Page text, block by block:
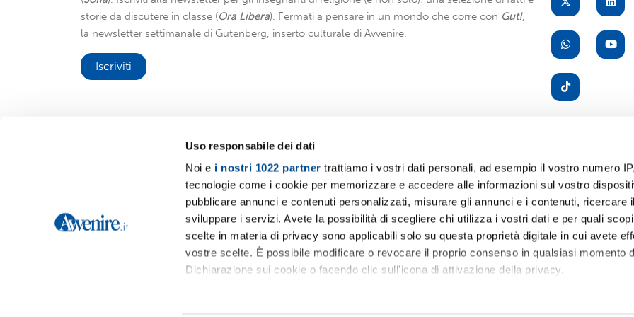
Uso responsabile dei dati
Noi e i nostri 1022 partner trattiamo i vostri dati personali, ad esempio il vostro numero
tecnologie come i cookie per memorizzare e accedere alle informazioni sul vostro
pubblicare annunci e contenuti personalizzati, misurare gli annunci e i contenuti, ricercare
sviluppare i servizi. Avete la possibilità di scegliere chi utilizza i vostri dati e per quali
scelte in materia di privacy sono applicabili solo su questa proprietà digitale in cui avete
vostre scelte. È possibile modificare o revocare il proprio consenso in qualsiasi momento
Dichiarazione sui cookie o facendo clic sull'icona di attivazione della privacy.
storie da discutere in classe (Ora Libera). Fermati a pensare in un mondo che corre con Gut!,
la newsletter settimanale di Gutenberg, inserto culturale di Avvenire.
Iscriviti